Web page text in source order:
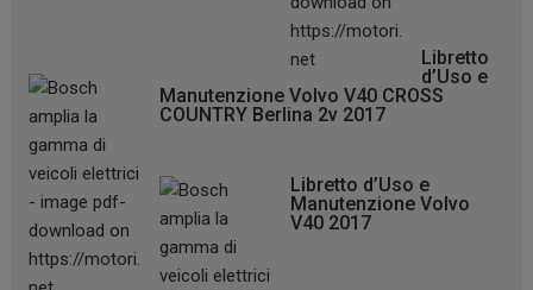
Libretto
d’Uso e
Manutenzione Volvo V40 CROSS
COUNTRY Berlina 2v 2017
Libretto d’Uso e
Manutenzione Volvo
V40 2017